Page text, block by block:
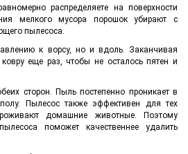
распределяете на поверхности
мелкого мусора порошок убирают с
пылесоса.
к ворсу, но и вдоль. Заканчивая
еще раз, чтобы не осталось пятен и
сторон. Пыль постепенно проникает в
Пылесос также эффективен для тех
домашние животные. Поэтому
поможет качественнее удалить